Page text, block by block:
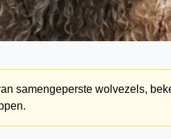
samengeperste wolvezels,